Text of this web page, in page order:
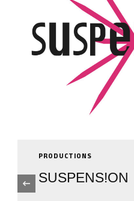
PRODUCTIONS
SUSPENS!ON
‹